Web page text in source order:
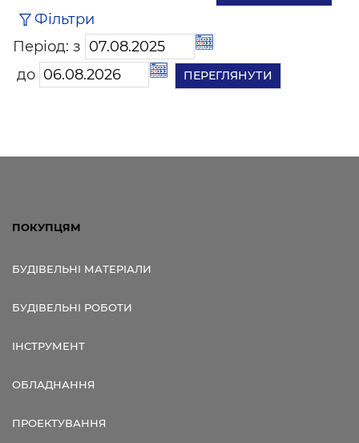
Фільтри
Період: з
до
ПОКУПЦЯМ
БУДІВЕЛЬНІ МАТЕРІАЛИ
БУДІВЕЛЬНІ РОБОТИ
ІНСТРУМЕНТ
ОБЛАДНАННЯ
ПРОЕКТУВАННЯ